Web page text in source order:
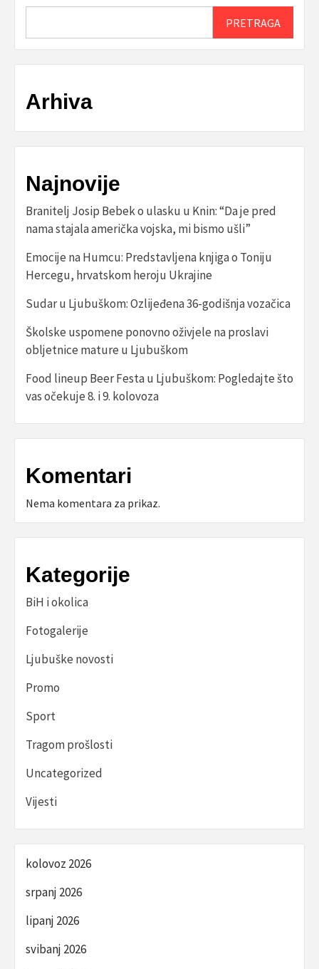
PRETRAGA
Arhiva
Najnovije
Branitelj Josip Bebek o ulasku u Knin: “Da je pred
nama stajala američka vojska, mi bismo ušli”
Emocije na Humcu: Predstavljena knjiga o Toniju
Hercegu, hrvatskom heroju Ukrajine
Sudar u Ljubuškom: Ozlijeđena 36-godišnja vozačica
Školske uspomene ponovno oživjele na proslavi
obljetnice mature u Ljubuškom
Food lineup Beer Festa u Ljubuškom: Pogledajte što
vas očekuje 8. i 9. kolovoza
Komentari
Nema komentara za prikaz.
Kategorije
BiH i okolica
Fotogalerije
Ljubuške novosti
Promo
Sport
Tragom prošlosti
Uncategorized
Vijesti
kolovoz 2026
srpanj 2026
lipanj 2026
svibanj 2026